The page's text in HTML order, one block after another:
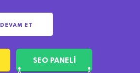
DEVAM ET
SEO PANELİ